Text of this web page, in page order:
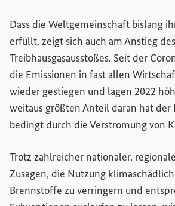
Dass die Weltgemeinschaft bislang
erfüllt, zeigt sich auch am Anstieg des
Treibhausgasausstoßes. Seit der
die Emissionen in fast allen
wieder gestiegen und lagen 2022
weitaus größten Anteil daran hat der
bedingt durch die Verstromung von
Trotz zahlreicher nationaler,
Zusagen, die Nutzung
Brennstoffe zu verringern und